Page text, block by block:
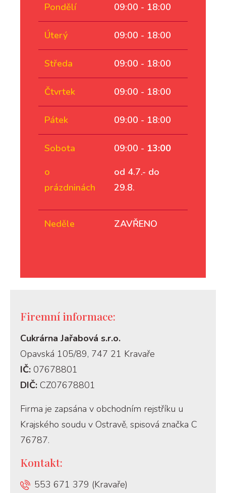
Pondělí
09:00 - 18:00
Úterý 09:00 - 18:00
Středa 09:00 - 18:00
Čtvrtek 09:00 - 18:00
Pátek 09:00 - 18:00
Sobota
o
prázdninách
09:00 - 13:00
od 4.7.- do
29.8.
Neděle ZAVŘENO
Firemní informace:
Cukrárna Jařabová s.r.o.
Opavská 105/89, 747 21 Kravaře
IČ: 07678801
DIČ: CZ07678801
Firma je zapsána v obchodním rejstříku u
Krajského soudu v Ostravě, spisová značka C
76787.
Kontakt:
553 671 379 (Kravaře)